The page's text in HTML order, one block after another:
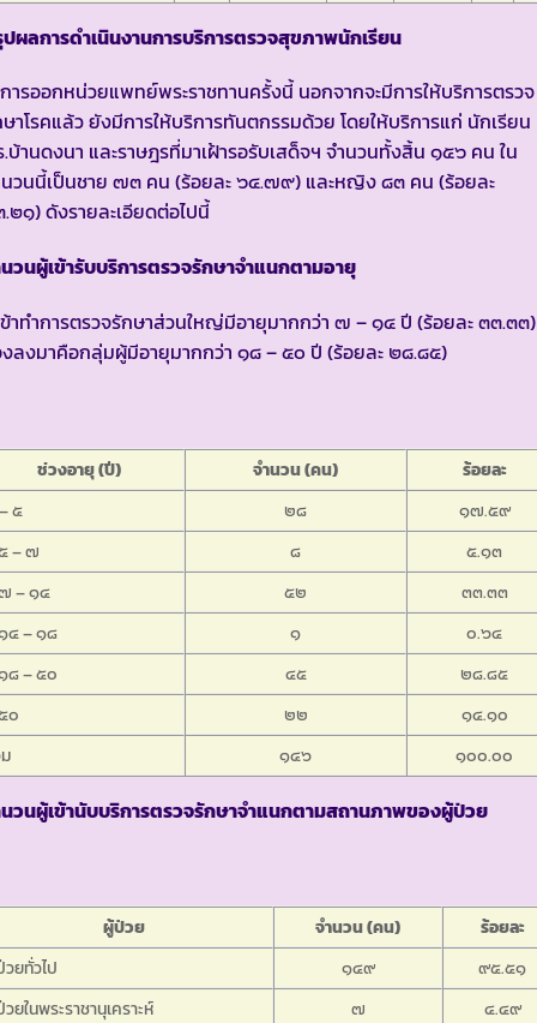
ผลการดำเนินงานการบริการตรวจสุขภาพนักเรียน
ารออกหน่วยแพทย์พระราชทานครั้งนี้ นอกจากจะมีการให้บริการตรวจ
าโรคแล้ว ยังมีการให้บริการทันตกรรมด้วย โดยให้บริการแก่ นักเรียน
.บ้านดงนา และราษฎรที่มาเฝ้ารอรับเสด็จฯ จำนวนทั้งสิ้น ๑๕๖ คน ใน
วนนี้เป็นชาย ๗๓ คน (ร้อยละ ๖๔.๗๙) และหญิง ๘๓ คน (ร้อยละ
๒๑) ดังรายละเอียดต่อไปนี้
วนผู้เข้ารับบริการตรวจรักษาจำแนกตามอายุ
าทำการตรวจรักษาส่วนใหญ่มีอายุมากกว่า ๗ – ๑๔ ปี (ร้อยละ ๓๓.๓๓)
ลงมาคือกลุ่มผู้มีอายุมากกว่า ๑๘ – ๕๐ ปี (ร้อยละ ๒๘.๘๕)
ช่วงอายุ (ปี) จำนวน (คน)
ร้อยละ
๕
๒๘
๑๗.๕๙
– ๗
๘
๕.๑๓
– ๑๔
๕๒
๓๓.๓๓
๔ – ๑๘
๑
๐.๖๔
๘ – ๕๐
๔๕
๒๘.๘๕
๐
๒๒
๑๔.๑๐
๑๔๖ ๑๐๐.๐๐
วนผู้เข้านับบริการตรวจรักษาจำแนกตามสถานภาพของผู้ป่วย
ผู้ป่วย จำนวน (คน)
ร้อยละ
ยทั่วไป
๑๔๙
๙๕.๕๑
ยในพระราชานุเคราะห์
๗ ๔.๔๙